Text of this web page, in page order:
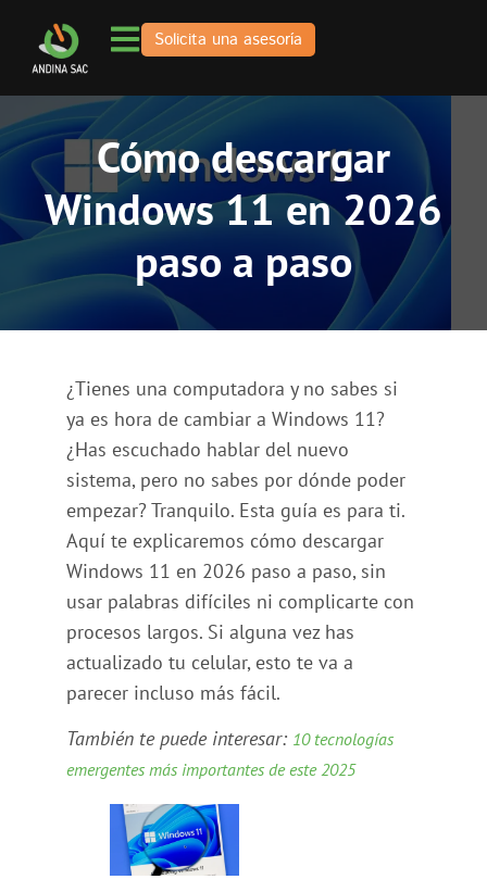
Solicita una asesoría
Cómo descargar
Windows 11 en 2026
paso a paso
¿Tienes una computadora y no sabes si
ya es hora de cambiar a Windows 11?
¿Has escuchado hablar del nuevo
sistema, pero no sabes por dónde poder
empezar? Tranquilo. Esta guía es para ti.
Aquí te explicaremos cómo descargar
Windows 11 en 2026 paso a paso, sin
usar palabras difíciles ni complicarte con
procesos largos. Si alguna vez has
actualizado tu celular, esto te va a
parecer incluso más fácil.
También te puede interesar: 10 tecnologías
emergentes más importantes de este 2025